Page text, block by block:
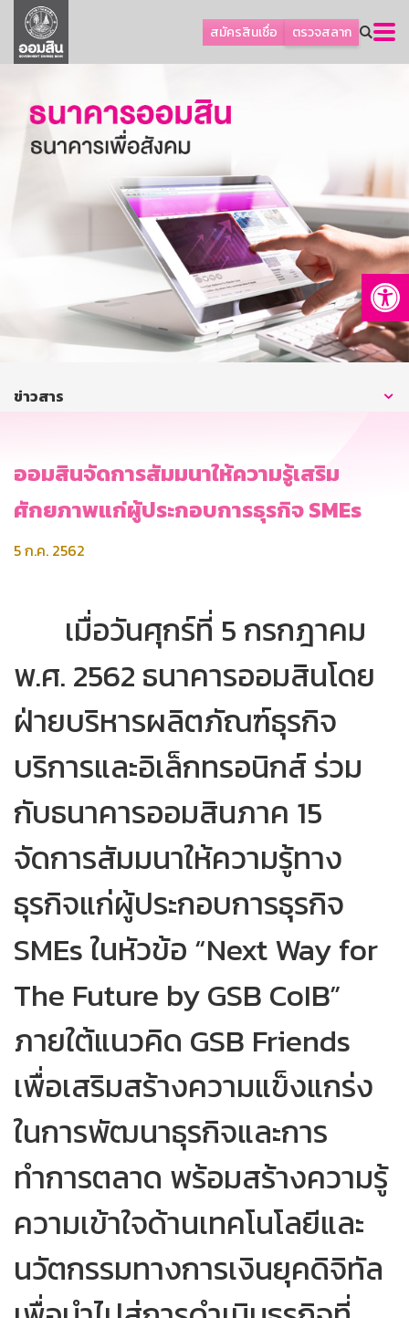
สมัครสินเชื่อ ตรวจสลาก
ลูกค้าธุรกิจ
ลูกค้าผู้ประกอบรายย่อย
ออมเพื่อสุข
เกี่ยวกับธนาคาร
การพัฒนาที่ยั่งยืน
บริการทางการเงิน
ติดต่อเรา
บริการออนไลน์
ข่าวสาร
ออมสินจัดการสัมมนาให้ความรู้เสริม
ศักยภาพแก่ผู้ประกอบการธุรกิจ SMEs
5 ก.ค. 2562
เมื่อวันศุกร์ที่ 5 กรกฎาคม
พ.ศ. 2562 ธนาคารออมสินโดย
ฝ่ายบริหารผลิตภัณฑ์ธุรกิจ
บริการและอิเล็กทรอนิกส์ ร่วม
กับธนาคารออมสินภาค 15
จัดการสัมมนาให้ความรู้ทาง
ธุรกิจแก่ผู้ประกอบการธุรกิจ
SMEs ในหัวข้อ “Next Way for
The Future by GSB CoIB”
ภายใต้แนวคิด GSB Friends
เพื่อเสริมสร้างความแข็งแกร่ง
ในการพัฒนาธุรกิจและการ
ทำการตลาด พร้อมสร้างความรู้
ความเข้าใจด้านเทคโนโลยีและ
นวัตกรรมทางการเงินยุคดิจิทัล